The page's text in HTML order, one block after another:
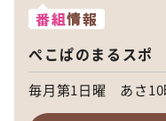
番組情報
ぺこぱのまるスポ
毎月第1日曜 あさ10